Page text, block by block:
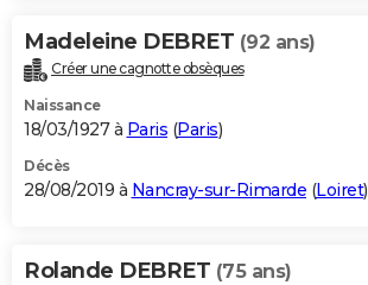
Madeleine DEBRET (92 ans)
Créer une cagnotte obsèques
Naissance
18/03/1927 à Paris (Paris)
Décès
28/08/2019 à Nancray-sur-Rimarde (Loiret)
Rolande DEBRET (75 ans)